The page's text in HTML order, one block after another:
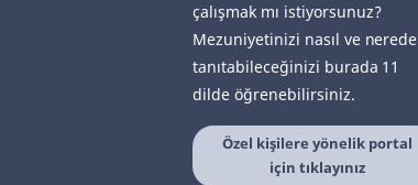
çalışmak mı istiyorsunuz?
Mezuniyetinizi nasıl ve nerede
tanıtabileceğinizi burada 11
dilde öğrenebilirsiniz.
Özel kişilere yönelik portal
için tıklayınız